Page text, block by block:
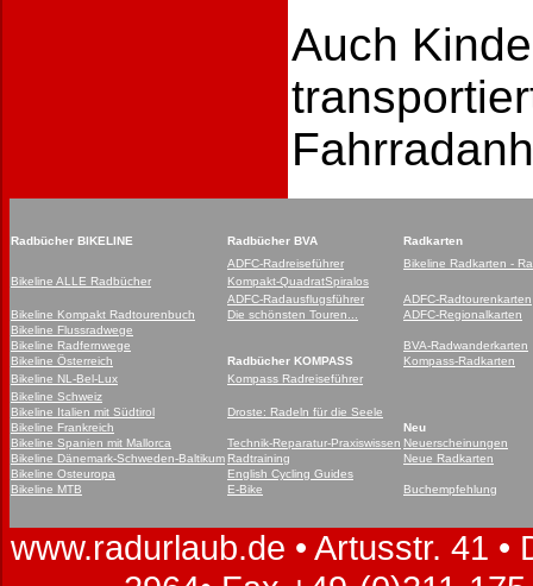
Auch
Radbücher BIKELINE Radbücher BVA
Radkarten
ADFC-Radreiseführer
Bikeline Radkarten -
Bikeline ALLE Radbücher
Kompakt-QuadratSpiralos
ADFC-Radausflugsführer
ADFC-Radtourenkarten
Bikeline Kompakt Radtourenbuch
Die schönsten Touren...
ADFC-Regionalkarten
Bikeline Flussradwege
Bikeline Radfernwege
BVA-Radwanderkarten
Bikeline Österreich
Radbücher KOMPASS
Kompass-Radkarten
Bikeline NL -Bel-Lux
Kompass Radreiseführer
Bikeline Schweiz
Bikeline Italien mit Südtirol
Droste: Radeln für die Seele
Bikeline Frankreich
Neu
Bikeline Spanien mit Mallorca
Technik-Reparatur-Praxiswissen Neuerscheinungen
Bikeline Dänemark-Schweden-Baltikum Radtraining
Neue Radkarten
Bikeline Osteuropa
English Cycling Guides
Bikeline MTB
E-Bike Buchempfehlung
www.radurlaub.de • Artusstr. 41